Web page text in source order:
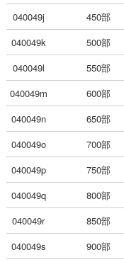
040049j 450部
040049k 500部
040049l 550部
040049m 600部
040049n 650部
040049o 700部
040049p 750部
040049q 800部
040049r 850部
040049s 900部